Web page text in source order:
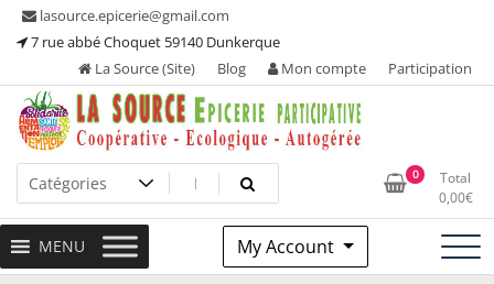
Skip lasource.epicerie@gmail.com
7 rue abbé Choquet 59140 Dunkerque
La Source (Site)
Blog Mon compte Participation
La Source – Epicerie
Participative
Ou tous les adhérents sont propriétaires et participent à la
maintenance de leur épicerie!
0
Total
0,00€
MENU My Account